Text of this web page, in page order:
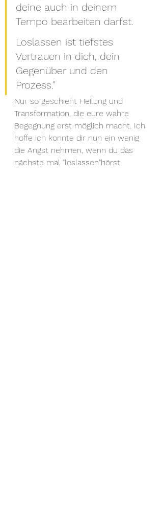
deine auch in deinem
Tempo bearbeiten darfst.
Loslassen ist tiefstes
Vertrauen in dich, dein
Gegenüber und den
Prozess."
Nur so geschieht Heilung und
Transformation, die eure wahre
Begegnung erst möglich macht. Ich
hoffe ich konnte dir nun ein wenig
die Angst nehmen, wenn du das
nächste mal "loslassen"hörst.